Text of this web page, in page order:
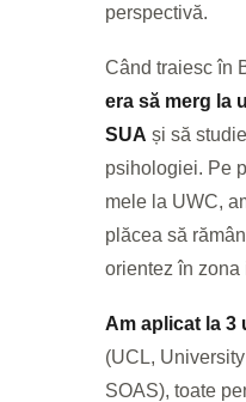
perspectivă.
Când traiesc în
era să merg la
SUA și să
psihologiei. Pe
mele la UWC,
plăcea să
orientez în
Am aplicat la 3
(UCL,
SOAS), toate